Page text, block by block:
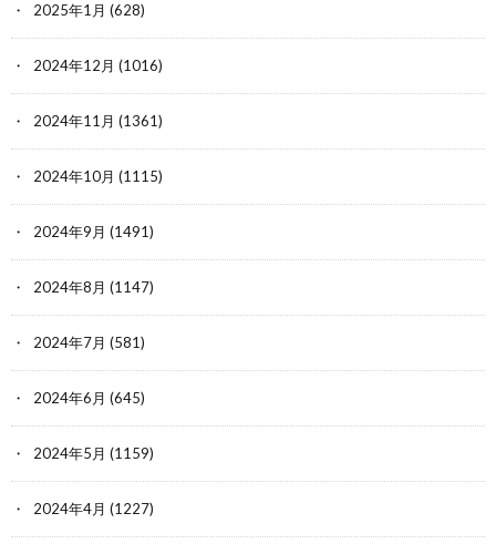
2025年1月 (628)
2024年12月 (1016)
2024年11月 (1361)
2024年10月 (1115)
2024年9月 (1491)
2024年8月 (1147)
2024年7月 (581)
2024年6月 (645)
2024年5月 (1159)
2024年4月 (1227)